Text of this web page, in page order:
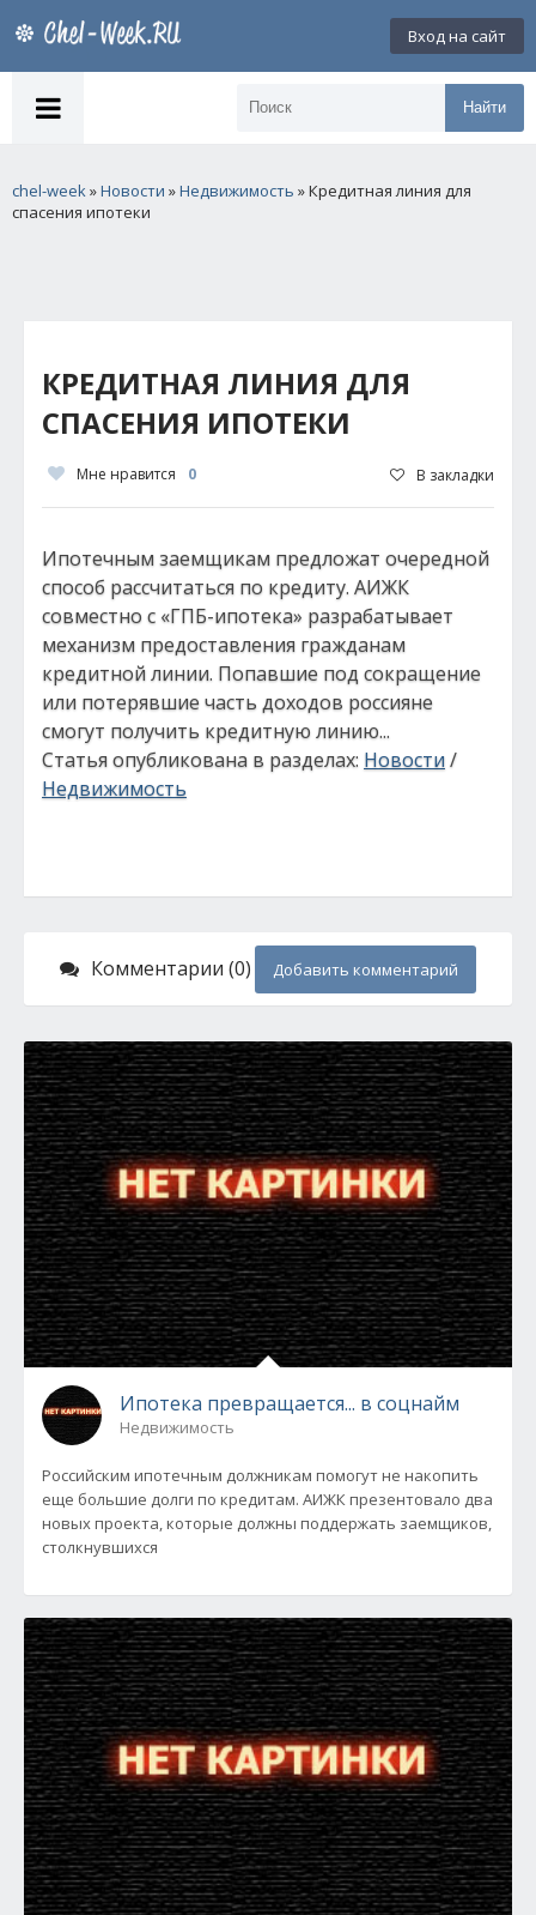
Вход на сайт
Найти
chel-week»Новости »Недвижимость » Кредитная линия для
спасения ипотеки
КРЕДИТНАЯ ЛИНИЯ ДЛЯ
СПАСЕНИЯ ИПОТЕКИ
Мне нравится 0 В закладки
Ипотечным заемщикам предложат очередной
способ рассчитаться по кредиту. АИЖК
совместно с «ГПБ-ипотека» разрабатывает
механизм предоставления гражданам
кредитной линии. Попавшие под сокращение
или потерявшие часть доходов россияне
смогут получить кредитную линию...
Статья опубликована в разделах: Новости/
Недвижимость
Комментарии (0) Добавить комментарий
Ипотека превращается... в соцнайм
Недвижимость
Российским ипотечным должникам помогут не накопить
еще большие долги по кредитам. АИЖК презентовало два
новых проекта, которые должны поддержать заемщиков,
столкнувшихся